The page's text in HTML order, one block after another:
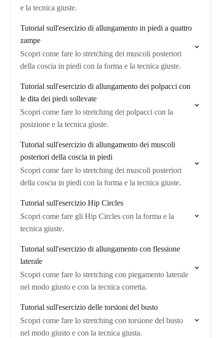
e la tecnica giuste.
Tutorial sull'esercizio di allungamento in piedi a quattro
zampe
Scopri come fare lo stretching dei muscoli posteriori
della coscia in piedi con la forma e la tecnica giuste.
Tutorial sull'esercizio di allungamento dei polpacci con
le dita dei piedi sollevate
Scopri come fare lo stretching dei polpacci con la
posizione e la tecnica giuste.
Tutorial sull'esercizio di allungamento dei muscoli
posteriori della coscia in piedi
Scopri come fare lo stretching dei muscoli posteriori
della coscia in piedi con la forma e la tecnica giuste.
Tutorial sull'esercizio Hip Circles
Scopri come fare gli Hip Circles con la forma e la
tecnica giuste.
Tutorial sull'esercizio di allungamento con flessione
laterale
Scopri come fare lo stretching con piegamento laterale
nel modo giusto e con la tecnica corretta.
Tutorial sull'esercizio delle torsioni del busto
Scopri come fare lo stretching con torsione del busto
nel modo giusto e con la tecnica giusta.